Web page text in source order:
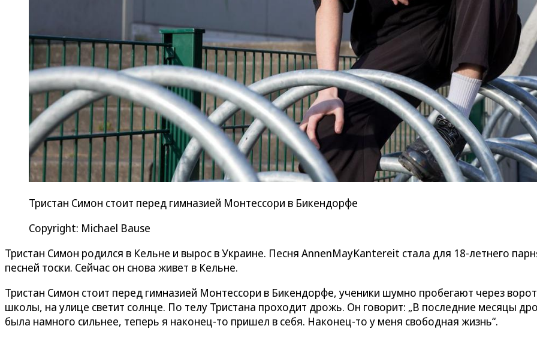
Тристан Симон стоит перед гимназией Монтессори в Бикендорфе
Copyright: Michael Bause
Тристан Симон родился в Кельне и вырос в Украине. Песня AnnenMayKantereit стала для 18-летнего
песней тоски. Сейчас он снова живет в Кельне.
Тристан Симон стоит перед гимназией Монтессори в Бикендорфе, ученики шумно пробегают через
школы, на улице светит солнце. По телу Тристана проходит дрожь. Он говорит: „В последние месяцы
была намного сильнее, теперь я наконец-то пришел в себя. Наконец-то у меня свободная жизнь“.